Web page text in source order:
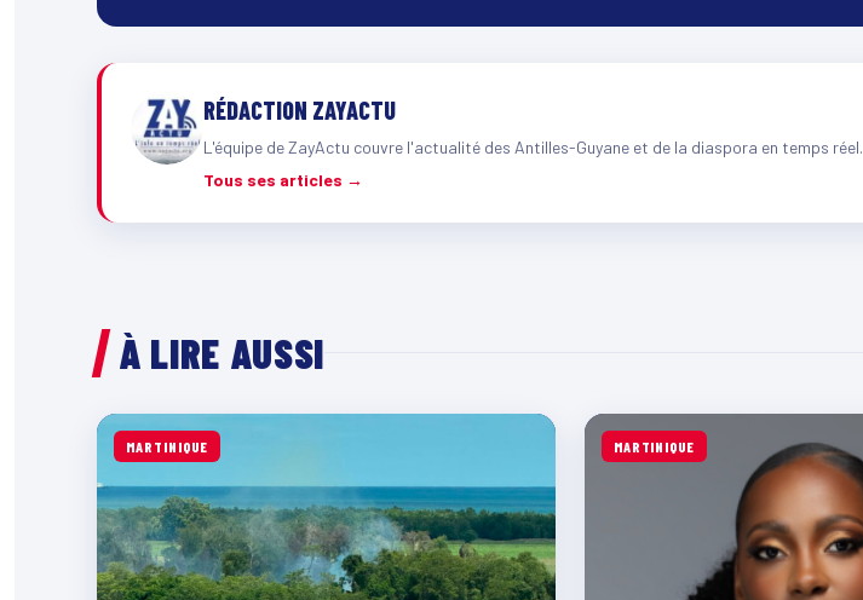
RÉDACTION ZAYACTU
L'équipe de ZayActu couvre l'actualité des Antilles-Guyane et de la diaspora en temps réel.
Tous ses articles →
À LIRE AUSSI
MARTINIQUE MARTINIQUE